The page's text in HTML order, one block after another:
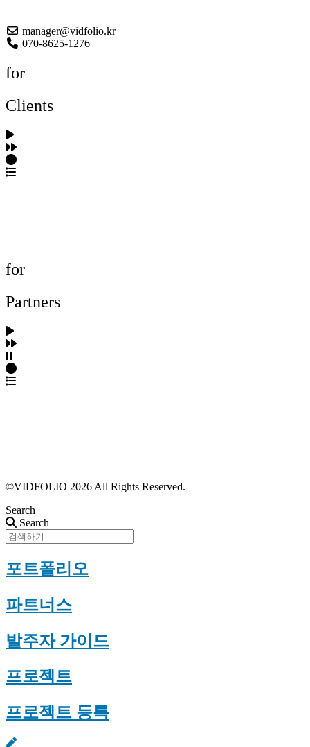
manager@vidfolio.kr
070-8625-1276
for
Clients
for
Partners
©VIDFOLIO 2026 All Rights Reserved.
Search
Search
포트폴리오
파트너스
발주자 가이드
프로젝트
프로젝트 등록